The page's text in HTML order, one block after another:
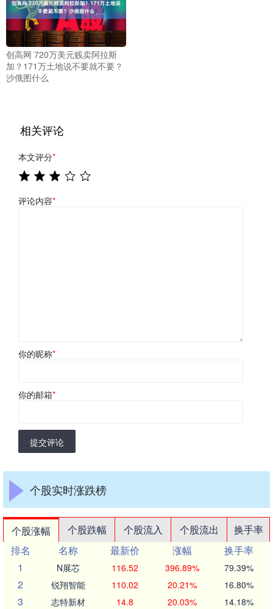
创高网 720万美元贱卖阿拉斯
加？171万土地说不要就不要？
沙俄图什么
相关评论
本文评分*
评论内容*
你的昵称*
你的邮箱*
提交评论
个股实时涨跌榜
个股涨幅 个股跌幅 个股流入 个股流出
换手率
排名
名称 最新价 涨幅
换手率
1
N展芯 116.52 396.89% 79.39%
2 锐翔智能 110.02 20.21% 16.80%
3 志特新材 14.8 20.03% 14.18%